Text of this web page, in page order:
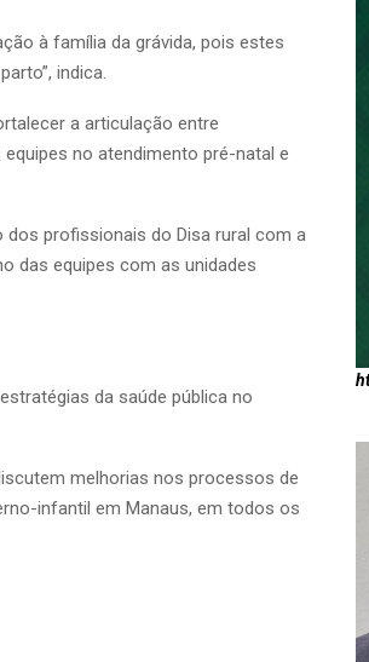
à família da grávida, pois estes
indica.
a articulação entre
no atendimento pré-natal e
profissionais do Disa rural com a
das equipes com as unidades
da saúde pública no
melhorias nos processos de
infantil em Manaus, em todos os